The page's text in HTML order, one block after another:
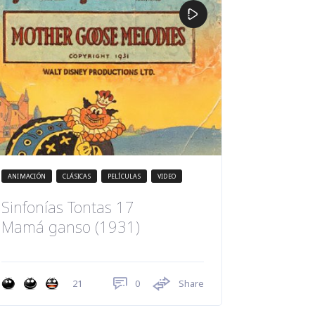
ANIMACIÓN CLÁSICAS PELÍCULAS VIDEO
Sinfonías Tontas 17
Mamá ganso (1931)
21 0 Share